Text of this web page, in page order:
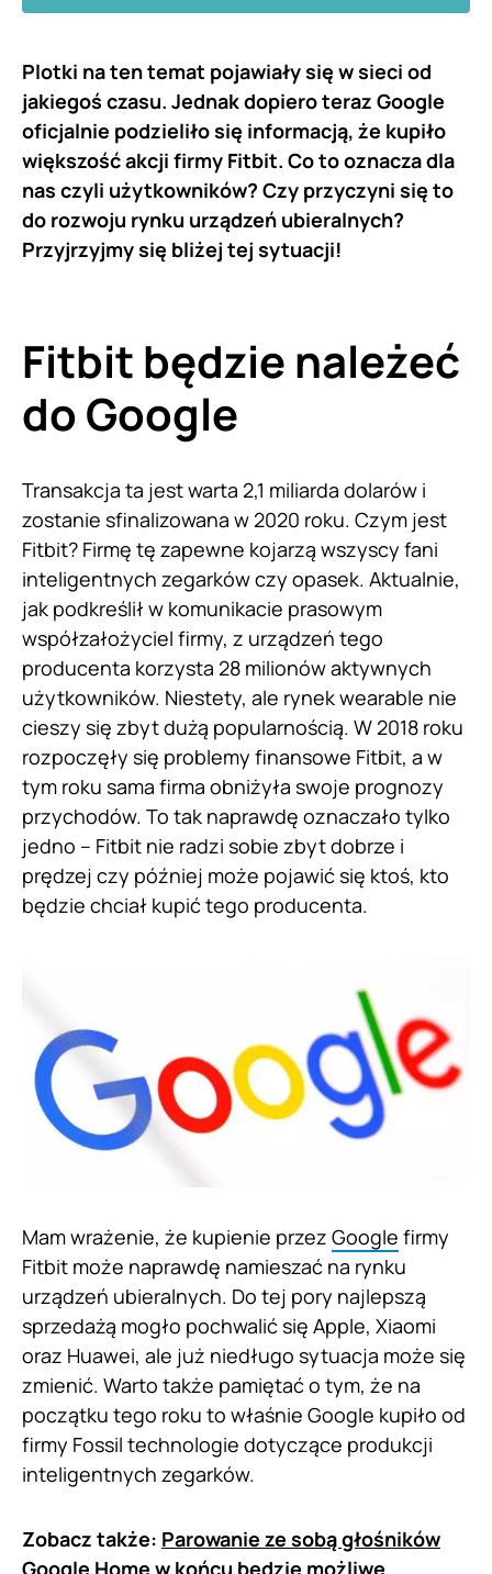
Plotki na ten temat pojawiały się w sieci od
jakiegoś czasu. Jednak dopiero teraz Google
oficjalnie podzieliło się informacją, że kupiło
większość akcji firmy Fitbit. Co to oznacza dla
nas czyli użytkowników? Czy przyczyni się to
do rozwoju rynku urządzeń ubieralnych?
Przyjrzyjmy się bliżej tej sytuacji!
Fitbit będzie należeć
do Google
Transakcja ta jest warta 2,1 miliarda dolarów i
zostanie sfinalizowana w 2020 roku. Czym jest
Fitbit? Firmę tę zapewne kojarzą wszyscy fani
inteligentnych zegarków czy opasek. Aktualnie,
jak podkreślił w komunikacie prasowym
współzałożyciel firmy, z urządzeń tego
producenta korzysta 28 milionów aktywnych
użytkowników. Niestety, ale rynek wearable nie
cieszy się zbyt dużą popularnością. W 2018 roku
rozpoczęły się problemy finansowe Fitbit, a w
tym roku sama firma obniżyła swoje prognozy
przychodów. To tak naprawdę oznaczało tylko
jedno – Fitbit nie radzi sobie zbyt dobrze i
prędzej czy później może pojawić się ktoś, kto
będzie chciał kupić tego producenta.
Mam wrażenie, że kupienie przez Google firmy
Fitbit może naprawdę namieszać na rynku
urządzeń ubieralnych. Do tej pory najlepszą
sprzedażą mogło pochwalić się Apple, Xiaomi
oraz Huawei, ale już niedługo sytuacja może się
zmienić. Warto także pamiętać o tym, że na
początku tego roku to właśnie Google kupiło od
firmy Fossil technologie dotyczące produkcji
inteligentnych zegarków.
Zobacz także: Parowanie ze sobą głośników